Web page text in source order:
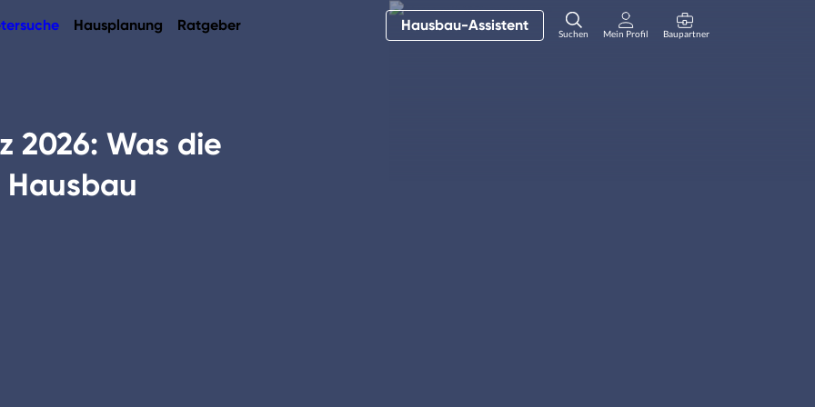
Hausplanung Ratgeber Hausbau-Assistent Suchen Mein Profil Baupartner
2026: Was die